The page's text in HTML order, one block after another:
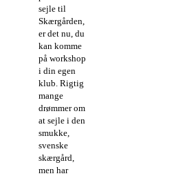
sejle til
Skærgården,
er det nu, du
kan komme
på workshop
i din egen
klub. Rigtig
mange
drømmer om
at sejle i den
smukke,
svenske
skærgård,
men har